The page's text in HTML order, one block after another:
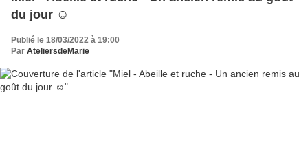
du jour ☺
Publié le 18/03/2022 à 19:00
Par AteliersdeMarie